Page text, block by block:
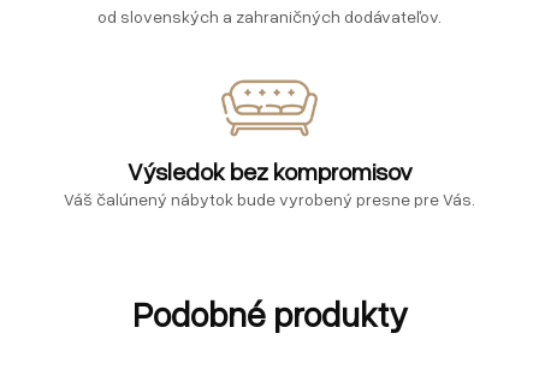
od slovenských a zahraničných dodávateľov.
Výsledok bez kompromisov
Váš čalúnený nábytok bude vyrobený presne pre Vás.
Podobné produkty